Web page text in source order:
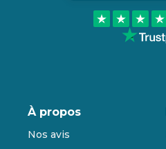
À propos
Nos avis